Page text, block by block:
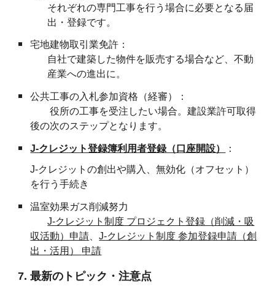
それぞれの専門工事を行う場合に必要となる届
出・登録です。
宅地建物取引業免許：
自社で建築した物件を販売する場合など、不動
産業への進出に。
公共工事の入札参加資格（経審）：
役所の工事を受注したい場合。建設業許可取得
後の次のステップとなります。
J-クレジット登録簿利用者登録（口座開設） ：
J-クレジットの創出や購入、無効化（オフセット）
を行う手続き
温室効果ガス削減努力
J-クレジット制度 プロジェクト登録（削減・吸
収活動）申請 、J-クレジット制度 参加登録申請（創
出・活用） 申請
7. 最新のトピック・注意点